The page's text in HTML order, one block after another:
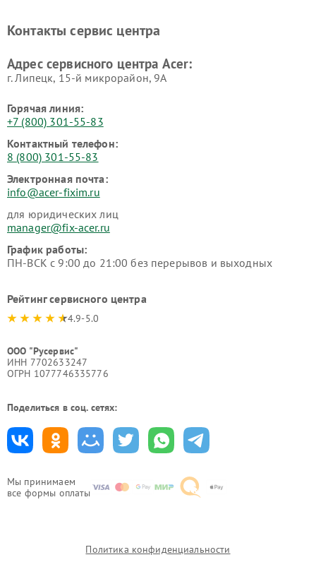
Мы принимаем
все формы оплаты
Контакты сервис центра
Адрес сервисного центра Acer:
г. Липецк, 15-й микрорайон, 9А
Горячая линия:
+7 (800) 301-55-83
Контактный телефон:
8 (800) 301-55-83
Электронная почта:
info@acer-fixim.ru
для юридических лиц
manager@fix-acer.ru
График работы:
ПН-ВСК с 9:00 до 21:00 без перерывов и выходных
Рейтинг сервисного центра
4.9-5.0
ООО "Русервис"
ИНН 7702633247
ОГРН 1077746335776
Поделиться в соц. сетях:
Политика конфиденциальности